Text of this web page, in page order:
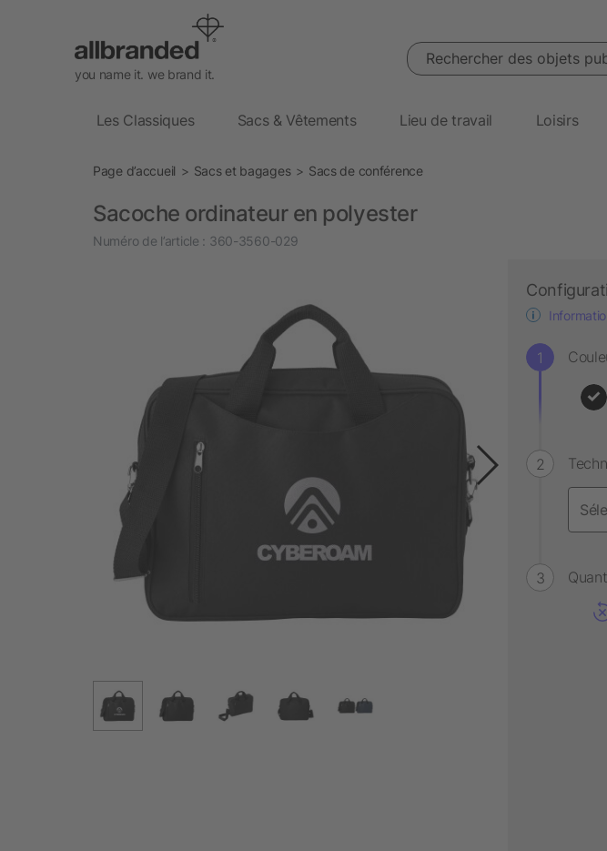
you name it. we brand it.
Rechercher des objets publicitaires
Les Classiques Sacs & Vêtements Lieu de travail Loisirs
Page d’accueil Sacs et bagages Sacs de conférence
Sacoche ordinateur en polyester
Numéro de l’article : 360-3560-029